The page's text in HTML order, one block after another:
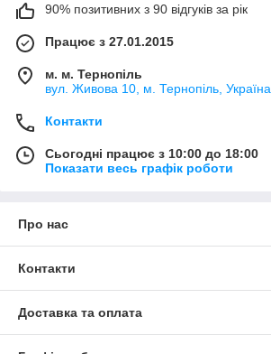
90% позитивних з 90 відгуків за рік
Працює з 27.01.2015
м. м. Тернопіль
вул. Живова 10, м. Тернопіль, Україна
Контакти
Сьогодні працює з 10:00 до 18:00
Показати весь графік роботи
Про нас
Контакти
Доставка та оплата